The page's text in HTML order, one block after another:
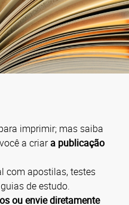
imprimir; mas saiba
a criara publicação
com apostilas, testes
de estudo.
ou envie diretamente